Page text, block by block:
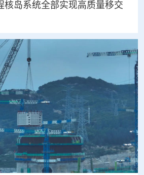
核岛系统全部实现高质量移交